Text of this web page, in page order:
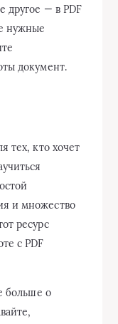
другое — в PDF
нужные
документ.
тех, кто хочет
и множество
ресурс
с PDF
больше о